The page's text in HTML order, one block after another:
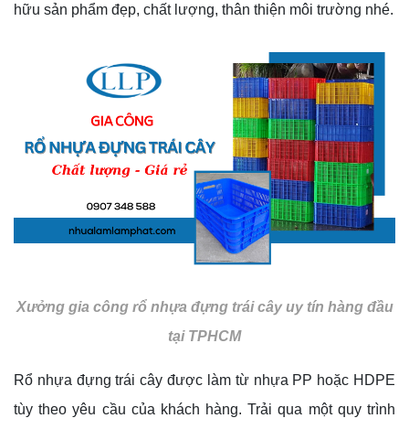
hữu sản phẩm đẹp, chất lượng, thân thiện môi trường nhé.
Xưởng gia công rổ nhựa đựng trái cây uy tín hàng đầu
tại TPHCM
Rổ nhựa đựng trái cây được làm từ nhựa PP hoặc HDPE
tùy theo yêu cầu của khách hàng. Trải qua một quy trình